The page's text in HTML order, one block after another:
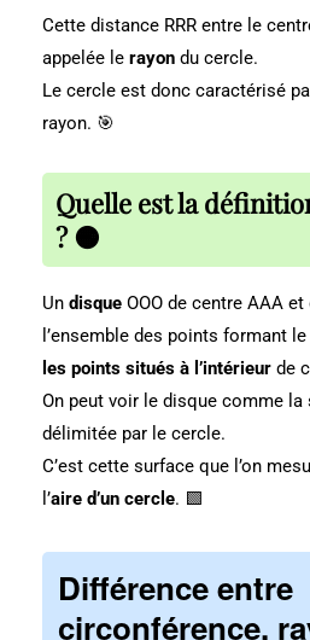
Cette distance RRR entre le
appelée le rayon du cercle.
Le cercle est donc caractérisé
rayon. 🎯
Quelle est la
?🟠
Un disque OOO de centre AAA et
l’ensemble des points formant
les points situés à l’intérieur de
On peut voir le disque comme la
délimitée par le cercle.
C’est cette surface que l’on
l’aire d’un cercle. 🟩
Différence entre
circonférence,